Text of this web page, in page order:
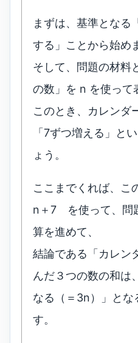
まずは、基準となる
する」ことから始め
そして、問題の材料
の数」を n を使って
このとき、カレンダ
「7ずつ増える」と
ょう。
ここまでくれば、
n＋7 を使って、問
算を進めて、
結論である「カレン
んだ３つの数の和は
なる（＝3n）」とな
す。